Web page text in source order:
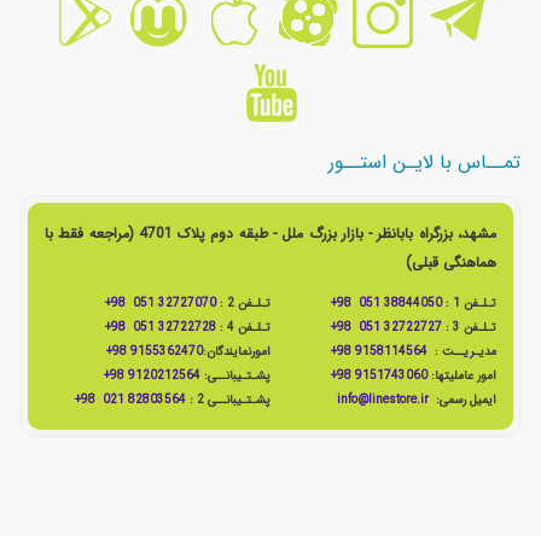
تمــاس با لایـن استــور
مشهد، بزرگراه بابانظر - بازار بزرگ ملل - طبقه دوم پلاک 4701 (مراجعه فقط با
هماهنگی قبلی)
تـلـفن 1 : 38844050 051 98+ تـلـفن 2 :
32727070 051 98+
تـلـفن 3 :
32722727 051 98+ تـلـفن 4 :
32722728 051 98+
مدیـریــت :9158114564 98+ امورنمایندگان:9155362470 98+
امور عاملیتها:9151743060 98+ پشـتـیبانــی: 9120212564 98+
ایمیل رسمی: info@linestore.ir پشـتـیبانــی 2 : 82803564 021 98+